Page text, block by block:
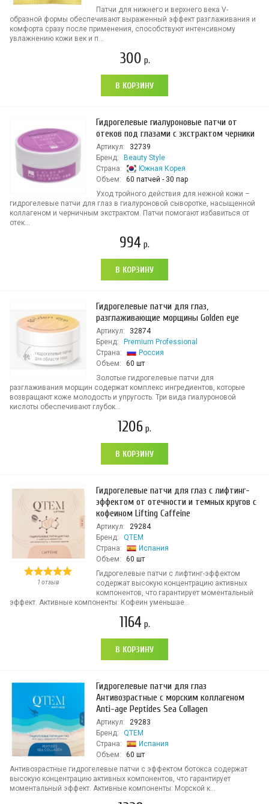
Патчи для нижнего и верхнего века V-
образной формы обеспечивают выраженный эффект разглаживания и
комфорта сразу после применения, способствуют интенсивному
увлажнению кожи век и п...
300 р.
В КОРЗИНУ
Гидрогелевые гиалуроновые патчи от
отеков под глазами с экстрактом черники
Артикул:
32739
Бренд:
Beauty Style
Страна:
Южная Корея
Объем:
60 патчей - 30 пар
Уход тройного действия для нежной кожи –
гидрогелевые патчи для глаз в гиалуроновой сыворотке, насыщенной
коллагеном и черничным экстрактом. Патчи помогают избавиться от
отек...
994 р.
В КОРЗИНУ
Гидрогелевые патчи для глаз,
разглаживающие морщины Golden eye
Артикул:
32874
Бренд:
Premium Professional
Страна:
Россия
Объем:
60 шт
Золотые гидрогелевые патчи для
разглаживания морщин содержат комплекс ингредиентов, которые
возвращают коже молодость и упругость. Три вида гиалуроновой
кислоты обеспечивают глубок...
1206 р.
В КОРЗИНУ
1 отзыв
Гидрогелевые патчи для глаз с лифтинг-
эффектом от отечности и темных кругов с
кофеином Lifting Caffeine
Артикул:
29284
Бренд:
QTEM
Страна:
Испания
Объем:
60 шт
Гидрогелевые патчи с лифтинг-эффектом
содержат высокую концентрацию активных
компонентов, что гарантирует моментальный
эффект. Активные компоненты: Кофеин уменьшае...
1164 р.
В КОРЗИНУ
Гидрогелевые патчи для глаз
Антивозрастные с морским коллагеном
Anti-age Peptides Sea Collagen
Артикул:
29283
Бренд:
QTEM
Страна:
Испания
Объем:
60 шт
Антивозрастные гидрогелевые патчи с эффектом ботокса содержат
высокую концентрацию активных компонентов, что гарантирует
моментальный эффект. Активные компоненты: Морской к...